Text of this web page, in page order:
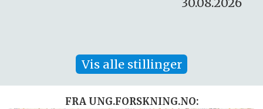
Vis alle stillinger
FRA UNG.FORSKNING.NO: